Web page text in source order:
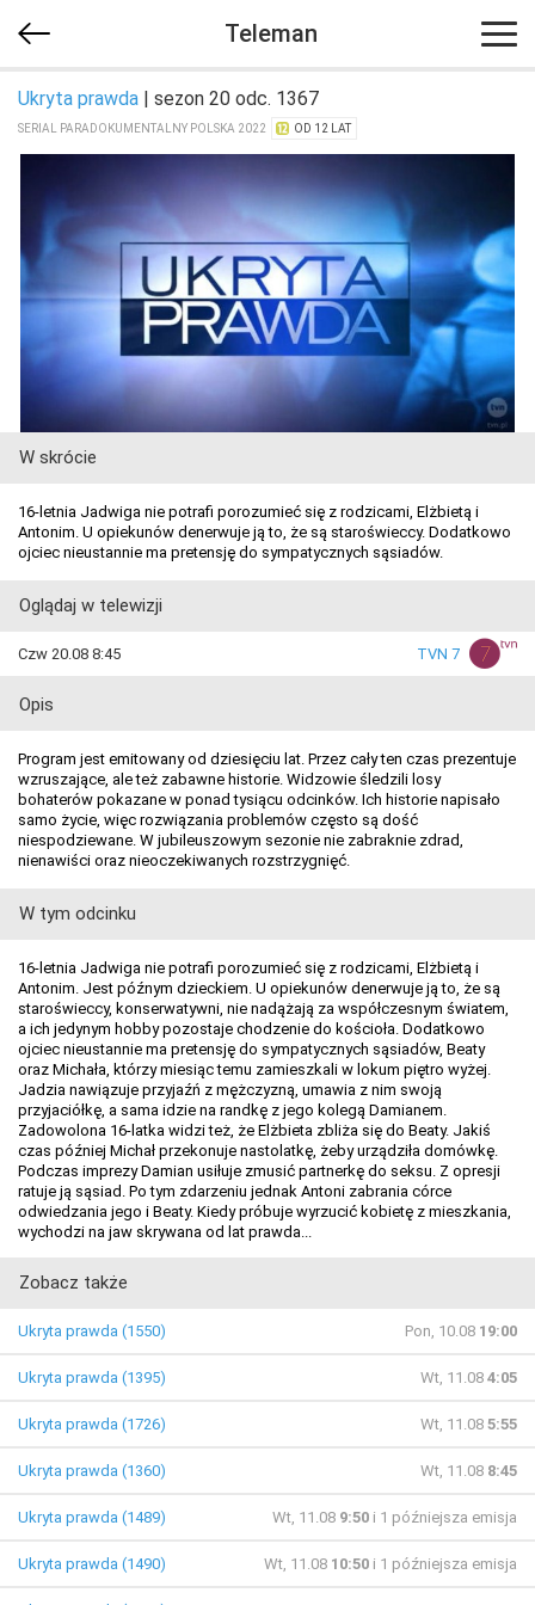
Teleman
Ukryta prawda | sezon 20 odc. 1367
SERIAL PARADOKUMENTALNY POLSKA 2022 OD 12 LAT
W skrócie
16-letnia Jadwiga nie potrafi porozumieć się z rodzicami, Elżbietą i
Antonim. U opiekunów denerwuje ją to, że są staroświeccy. Dodatkowo
ojciec nieustannie ma pretensję do sympatycznych sąsiadów.
Oglądaj w telewizji
Czw 20.08 8:45 TVN 7
Opis
Program jest emitowany od dziesięciu lat. Przez cały ten czas prezentuje
wzruszające, ale też zabawne historie. Widzowie śledzili losy
bohaterów pokazane w ponad tysiącu odcinków. Ich historie napisało
samo życie, więc rozwiązania problemów często są dość
niespodziewane. W jubileuszowym sezonie nie zabraknie zdrad,
nienawiści oraz nieoczekiwanych rozstrzygnięć.
W tym odcinku
16-letnia Jadwiga nie potrafi porozumieć się z rodzicami, Elżbietą i
Antonim. Jest późnym dzieckiem. U opiekunów denerwuje ją to, że są
staroświeccy, konserwatywni, nie nadążają za współczesnym światem,
a ich jedynym hobby pozostaje chodzenie do kościoła. Dodatkowo
ojciec nieustannie ma pretensję do sympatycznych sąsiadów, Beaty
oraz Michała, którzy miesiąc temu zamieszkali w lokum piętro wyżej.
Jadzia nawiązuje przyjaźń z mężczyzną, umawia z nim swoją
przyjaciółkę, a sama idzie na randkę z jego kolegą Damianem.
Zadowolona 16-latka widzi też, że Elżbieta zbliża się do Beaty. Jakiś
czas później Michał przekonuje nastolatkę, żeby urządziła domówkę.
Podczas imprezy Damian usiłuje zmusić partnerkę do seksu. Z opresji
ratuje ją sąsiad. Po tym zdarzeniu jednak Antoni zabrania córce
odwiedzania jego i Beaty. Kiedy próbuje wyrzucić kobietę z mieszkania,
wychodzi na jaw skrywana od lat prawda...
Zobacz także
Ukryta prawda (1550) Pon, 10.08 19:00
Ukryta prawda (1395) Wt, 11.08 4:05
Ukryta prawda (1726) Wt, 11.08 5:55
Ukryta prawda (1360) Wt, 11.08 8:45
Ukryta prawda (1489) Wt, 11.08 9:50 i 1 późniejsza emisja
Ukryta prawda (1490) Wt, 11.08 10:50 i 1 późniejsza emisja